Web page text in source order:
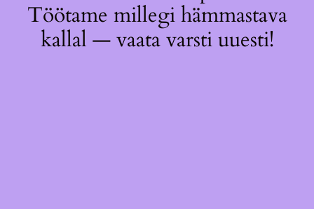
Töötame millegi hämmastava
kallal — vaata varsti uuesti!